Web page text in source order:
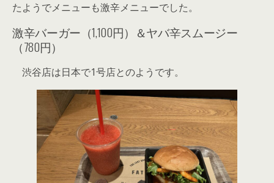
たようでメニューも激辛メニューでした。
激辛バーガー（1,100円）＆ヤバ辛スムージー
（780円）
渋谷店は日本で1号店とのようです。